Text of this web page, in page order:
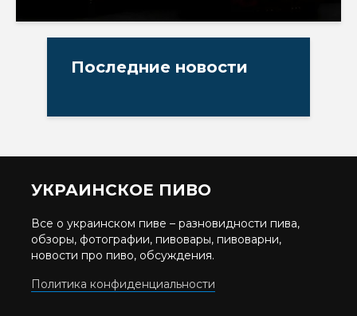
Последние новости
УКРАИНСКОЕ ПИВО
Все о украинском пиве – разновидности пива,
обзоры, фотографии, пивовары, пивоварни,
новости про пиво, обсуждения.
Политика конфиденциальности